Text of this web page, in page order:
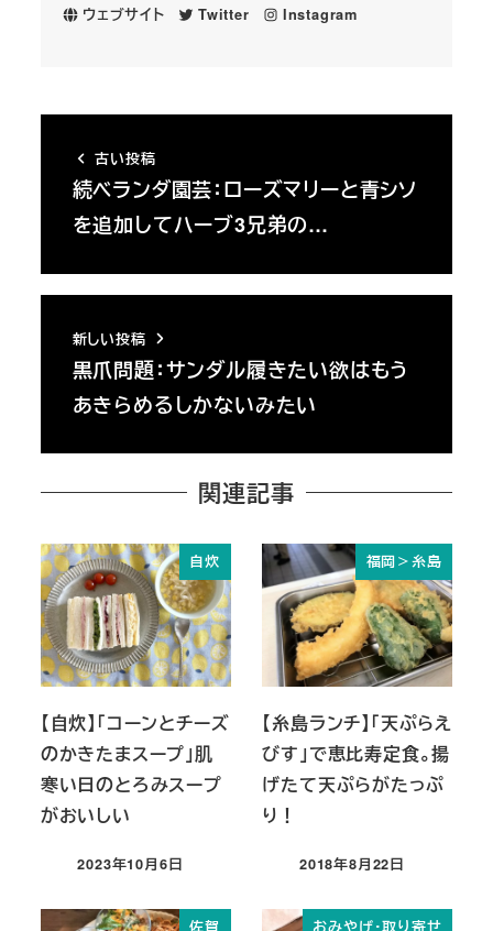
ウェブサイト Twitter Instagram
古い投稿
続ベランダ園芸：ローズマリーと青シソ
を追加してハーブ3兄弟の…
新しい投稿
黒爪問題：サンダル履きたい欲はもう
あきらめるしかないみたい
関連記事
自炊
【自炊】「コーンとチーズ
のかきたまスープ」肌
寒い日のとろみスープ
がおいしい
投稿日
2023年10月6日
福岡＞糸島
【糸島ランチ】「天ぷらえ
びす」で恵比寿定食。揚
げたて天ぷらがたっぷ
り！
投稿日
2018年8月22日
佐賀 おみやげ・取り寄せ